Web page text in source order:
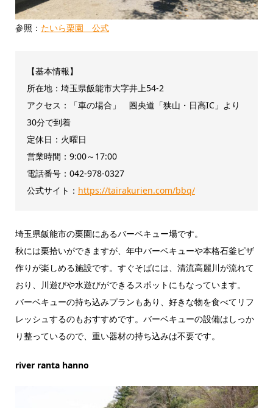
参照： たいら栗園 公式
【基本情報】
所在地：埼玉県飯能市大字井上54-2
アクセス：「車の場合」 圏央道「狭山・日高IC」より
30分で到着
定休日：火曜日
営業時間：9:00～17:00
電話番号：042-978-0327
公式サイト： https://tairakurien.com/bbq/
埼玉県飯能市の栗園にあるバーベキュー場です。
秋には栗拾いができますが、年中バーベキューや本格石釜ピザ
作りが楽しめる施設です。すぐそばには、清流高麗川が流れて
おり、川遊びや水遊びができるスポットにもなっています。
バーベキューの持ち込みプランもあり、好きな物を食べてリフ
レッシュするのもおすすめです。バーベキューの設備はしっか
り整っているので、重い器材の持ち込みは不要です。
river ranta hanno